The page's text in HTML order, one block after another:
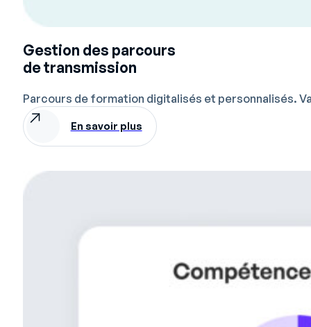
Gestion des parcours
de transmission
Parcours de formation digitalisés et personnalisés.
En savoir plus